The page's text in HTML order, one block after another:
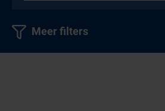
Meer filters